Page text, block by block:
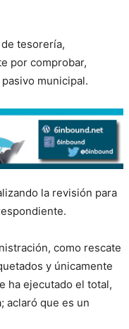
tesorería,
por comprobar,
municipal.
la revisión para
como rescate
y únicamente
ha ejecutado el total,
aclaró que es un